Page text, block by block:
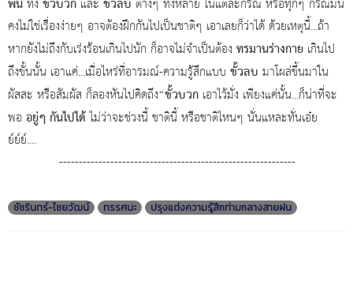
ทั้ง และ
ต่างๆ ทั้งหลาย ในแต่ละกรณี หรือทุกๆ กรณีมัน
คงไม่ใช่เรื่องง่ายๆ อาจต้องฝึกกันไปเป็นชาติๆ เอาเลยก็ว่าได้ ด้วยเหตุนี้...ถ้า
หากยังไม่ถึงกับเร่งร้อนเกินไปนัก ก็อาจไม่จำเป็นต้อง ทรมานร่างกาย เกินไป
ถึงขั้นนั้น เอาแค่...เมื่อไหร่ที่อารมณ์-ความรู้สึกแบบ ขั้วลบ มาโผล่ขึ้นมาใน
ผัสสะ หรือสัมผัส ก็ลองหันไปคิดถึง“ขั้วบวก เอาไว้มั่ง เพียงแค่นั้น...ก็น่าที่จะ
พอ อยู่ๆ กันไปได้ไม่ว่าจะช่วงนี้ ชาตินี้ หรือชาติไหนๆ นั่นแหละทั่นเอ๋ย
ย์ย์ย์....
------------------------------------------------------------
ชัชรินทร์-ไชยวัฒน์ ทรรศนะ ปรุงแต่งความรู้สึกท่ามกลางสายฝน